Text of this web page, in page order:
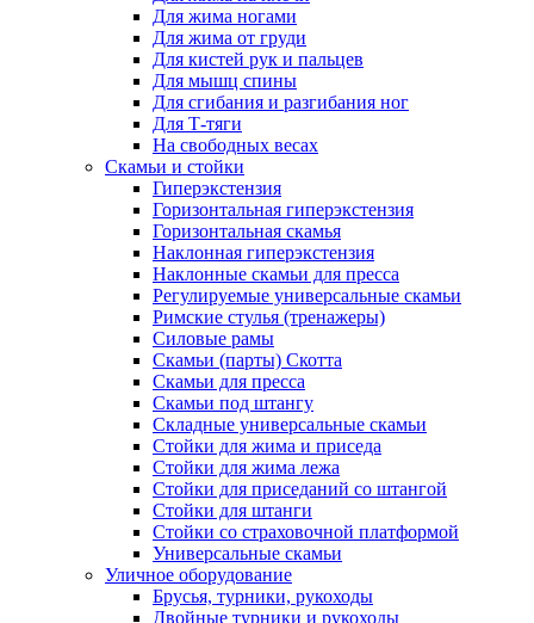
Для жима ногами
Для жима от груди
Для кистей рук и пальцев
Для мышц спины
Для сгибания и разгибания ног
Для Т-тяги
На свободных весах
Скамьи и стойки
Гиперэкстензия
Горизонтальная гиперэкстензия
Горизонтальная скамья
Наклонная гиперэкстензия
Наклонные скамьи для пресса
Регулируемые универсальные скамьи
Римские стулья (тренажеры)
Силовые рамы
Скамьи (парты) Скотта
Скамьи для пресса
Скамьи под штангу
Складные универсальные скамьи
Стойки для жима и приседа
Стойки для жима лежа
Стойки для приседаний со штангой
Стойки для штанги
Стойки со страховочной платформой
Универсальные скамьи
Уличное оборудование
Брусья, турники, рукоходы
Двойные турники и рукоходы